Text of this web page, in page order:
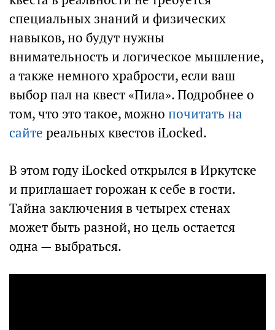
специальных знаний и физических
навыков, но будут нужны
внимательность и логическое мышление,
а также немного храбрости, если ваш
выбор пал на квест «Пила». Подробнее о
том, что это такое, можно почитать на
сайте реальных квестов iLocked.
В этом году iLocked открылся в Иркутске
и приглашает горожан к себе в гости.
Тайна заключения в четырех стенах
может быть разной, но цель остается
одна — выбраться.